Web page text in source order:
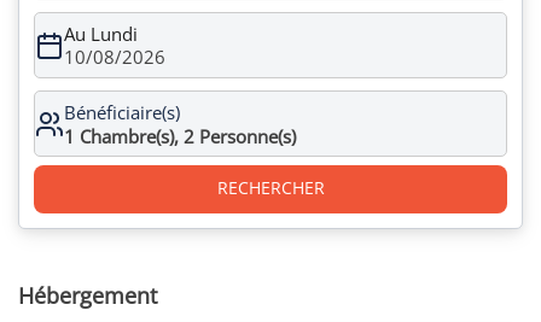
Au Lundi
10/08/2026
Bénéficiaire(s)
1 Chambre(s), 2 Personne(s)
RECHERCHER
Hébergement